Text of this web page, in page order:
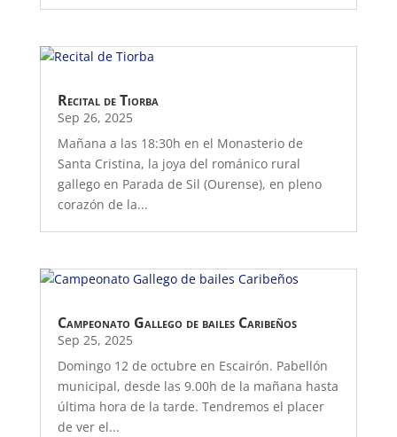
Recital de Tiorba
Sep 26, 2025
Mañana a las 18:30h en el Monasterio de
Santa Cristina, la joya del románico rural
gallego en Parada de Sil (Ourense), en pleno
corazón de la...
Campeonato Gallego de bailes Caribeños
Sep 25, 2025
Domingo 12 de octubre en Escairón. Pabellón
municipal, desde las 9.00h de la mañana hasta
última hora de la tarde. Tendremos el placer
de ver el...